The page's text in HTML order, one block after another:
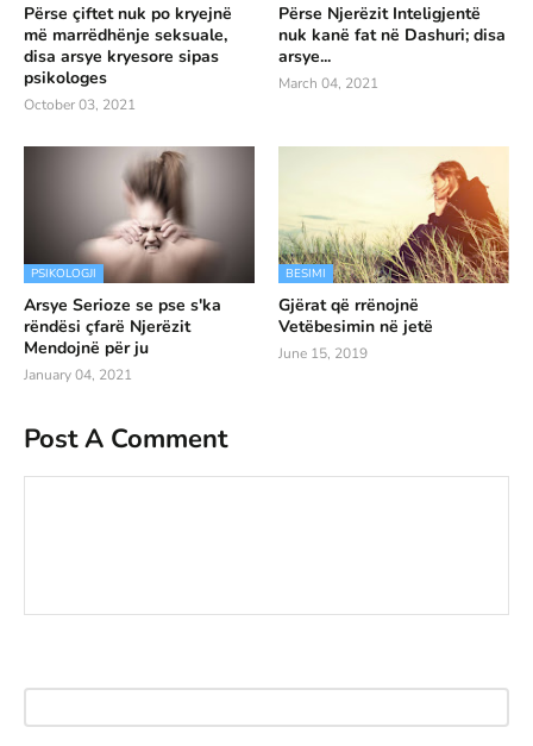
Përse çiftet nuk po kryejnë
më marrëdhënje seksuale,
disa arsye kryesore sipas
psikologes
October 03, 2021
Përse Njerëzit Inteligjentë
nuk kanë fat në Dashuri; disa
arsye...
March 04, 2021
PSIKOLOGJI
Arsye Serioze se pse s'ka
rëndësi çfarë Njerëzit
Mendojnë për ju
January 04, 2021
BESIMI
Gjërat që rrënojnë
Vetëbesimin në jetë
June 15, 2019
Post A Comment